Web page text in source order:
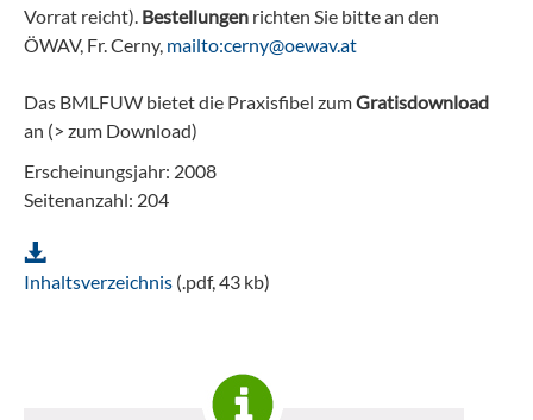
Vorrat reicht). Bestellungen richten Sie bitte an den
ÖWAV, Fr. Cerny, mailto:cerny@oewav.at
Das BMLFUW bietet die Praxisfibel zumGratisdownload
an (> zum Download)
Erscheinungsjahr: 2008
Seitenanzahl: 204
Inhaltsverzeichnis (.pdf, 43 kb)